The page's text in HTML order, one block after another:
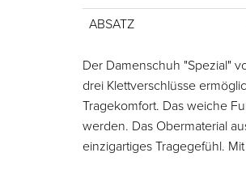
ABSATZ
Der Damenschuh "Spezial"
drei Klettverschlüsse
Tragekomfort. Das weiche
werden. Das Obermaterial
einzigartiges Tragegefühl.